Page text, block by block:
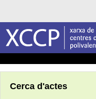
Cerca d'actes